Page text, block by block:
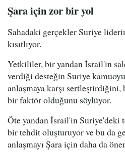
Şara için zor bir yol
Sahadaki gerçekler Suriye
kısıtlıyor.
Yetkililer, bir yandan İsrail'in
verdiği desteğin Suriye
anlaşmaya karşı sertleştirdiğini,
bir faktör olduğunu söylüyor.
Öte yandan İsrail'in Suriye'deki
bir tehdit oluşturuyor ve bu da
anlaşmayı Şara için daha da